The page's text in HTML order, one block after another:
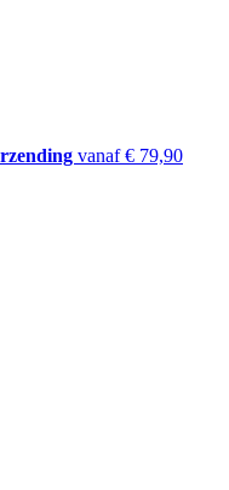
vanaf € 79,90